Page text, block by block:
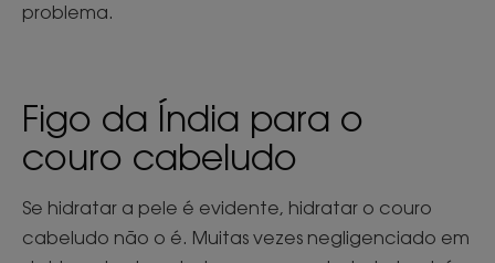
problema.
Figo da Índia para o
couro cabeludo
Se hidratar a pele é evidente, hidratar o couro
cabeludo não o é. Muitas vezes negligenciado em